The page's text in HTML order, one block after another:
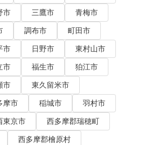
市 三鷹市
青梅市
調布市
町田市
市 日野市
東村山市
市 福生市
狛江市
市
東久留米市
摩市 稲城市
羽村市
東京市
西多摩郡瑞穂町
西多摩郡檜原村